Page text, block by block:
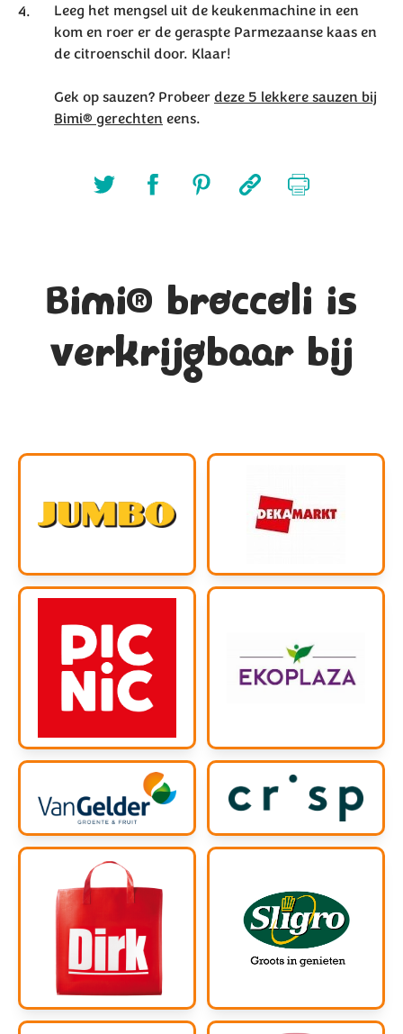
Leeg het mengsel uit de keukenmachine in een
kom en roer er de geraspte Parmezaanse kaas en
de citroenschil door. Klaar!
Gek op sauzen? Probeerdeze 5 lekkere sauzen bij
Bimi® gerechteneens.
Bimi® broccoli is
verkrijgbaar bij